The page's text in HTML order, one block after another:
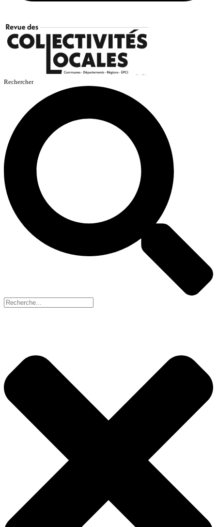
Rechercher